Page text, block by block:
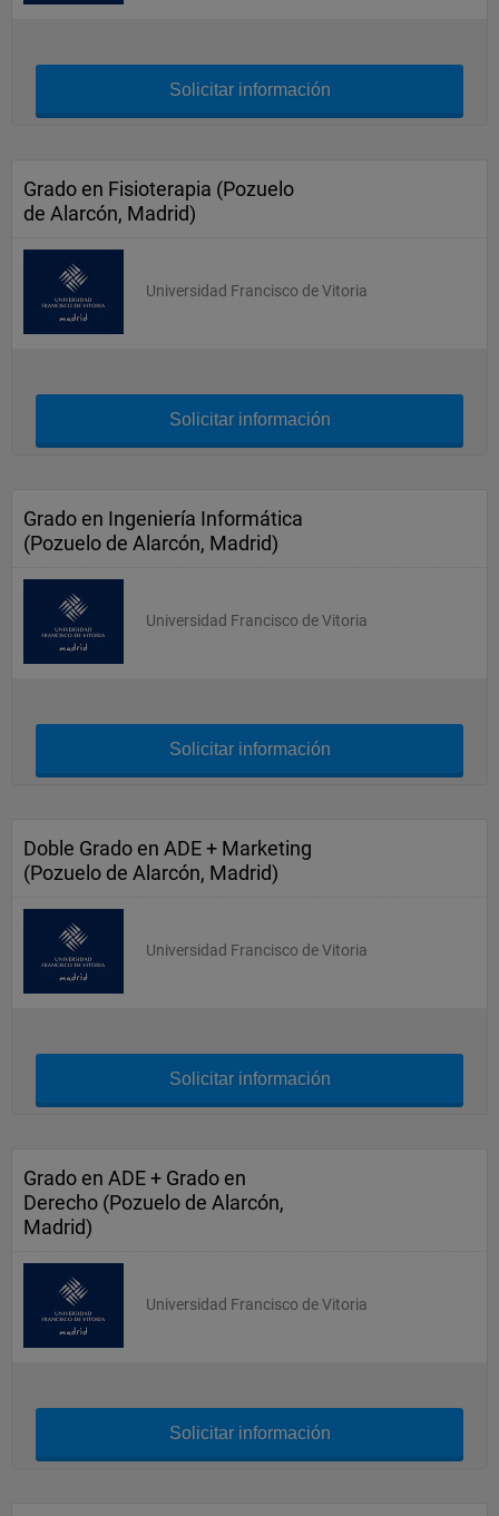
Solicitar información
Grado en Fisioterapia (Pozuelo
de Alarcón, Madrid)
Universidad Francisco de Vitoria
Solicitar información
Grado en Ingeniería Informática
(Pozuelo de Alarcón, Madrid)
Universidad Francisco de Vitoria
Solicitar información
Doble Grado en ADE + Marketing
(Pozuelo de Alarcón, Madrid)
Universidad Francisco de Vitoria
Solicitar información
Grado en ADE + Grado en
Derecho (Pozuelo de Alarcón,
Madrid)
Universidad Francisco de Vitoria
Solicitar información